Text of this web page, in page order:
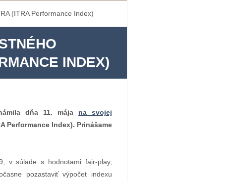
(ITRA Performance Index)
INDEX)
dňa 11. mája na svojej
Performance Index). Prinášame
v súlade s hodnotami fair-play,
pozastaviť výpočet indexu